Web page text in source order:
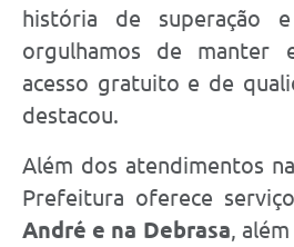
história de superação
orgulhamos de manter
acesso gratuito e de
destacou.
Além dos atendimentos
Prefeitura oferece
André e na Debrasa ,